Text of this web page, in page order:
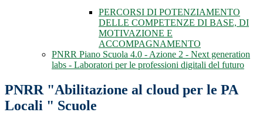
PERCORSI DI POTENZIAMENTO
DELLE COMPETENZE DI BASE, DI
MOTIVAZIONE E
ACCOMPAGNAMENTO
PNRR Piano Scuola 4.0 - Azione 2 - Next generation
labs - Laboratori per le professioni digitali del futuro
PNRR "Abilitazione al cloud per le PA
Locali " Scuole